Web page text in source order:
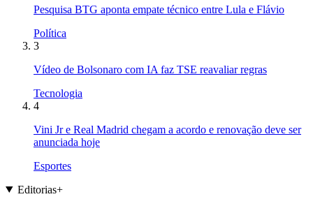
Pesquisa BTG aponta empate técnico entre Lula e Flávio
Política
3
Vídeo de Bolsonaro com IA faz TSE reavaliar regras
Tecnologia
4
Vini Jr e Real Madrid chegam a acordo e renovação deve ser
anunciada hoje
Esportes
Editorias+